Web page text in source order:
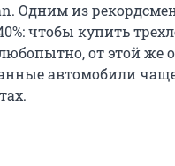
Одним из
чтобы купить
от этой же
автомобили